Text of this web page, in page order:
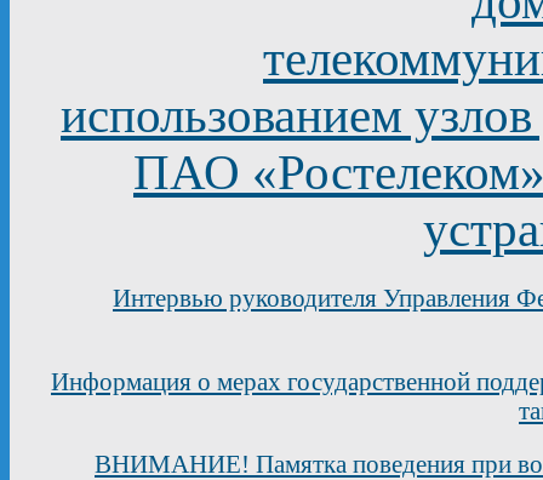
использованием
ПАО «Ростелеком»
Интервью руководителя Управления
Информация о мерах государственной
ВНИМАНИЕ! Памятка поведения при